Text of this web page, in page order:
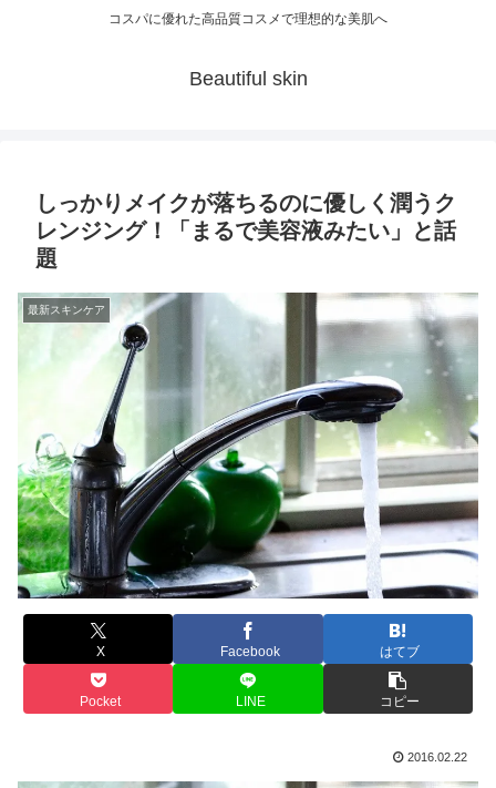
コスパに優れた高品質コスメで理想的な美肌へ
Beautiful skin
しっかりメイクが落ちるのに優しく潤うク
レンジング！「まるで美容液みたい」と話
題
最新スキンケア
X Facebook はてブ
Pocket LINE コピー
2016.02.22